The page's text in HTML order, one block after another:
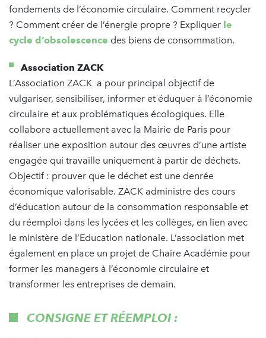
fondements de l’économie circulaire. Comment recycler
? Comment créer de l’énergie propre ? Expliquer le
cycle d’obsolescence des biens de consommation.
Association ZACK
L’Association ZACK a pour principal objectif de
vulgariser, sensibiliser, informer et éduquer à l’économie
circulaire et aux problématiques écologiques. Elle
collabore actuellement avec la Mairie de Paris pour
réaliser une exposition autour des œuvres d’une artiste
engagée qui travaille uniquement à partir de déchets.
Objectif : prouver que le déchet est une denrée
économique valorisable. ZACK administre des cours
d’éducation autour de la consommation responsable et
du réemploi dans les lycées et les collèges, en lien avec
le ministère de l’Education nationale. L’association met
également en place un projet de Chaire Académie pour
former les managers à l’économie circulaire et
transformer les entreprises de demain.
CONSIGNE ET RÉEMPLOI :